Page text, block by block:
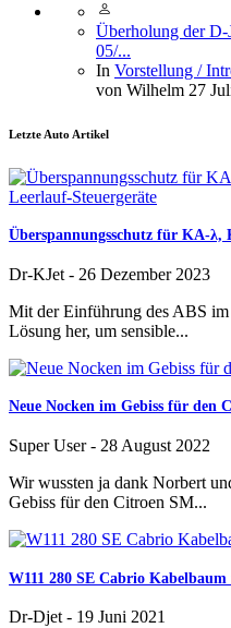
Überholung der
05/...
In Vorstellung /
von Wilhelm 27
Letzte Auto Artikel
Überspannungsschutz für KA-λ,
Dr-KJet - 26 Dezember 2023
Mit der Einführung des ABS im
Lösung her, um sensible...
Neue Nocken im Gebiss für den
Super User- 28 August 2022
Wir wussten ja dank Norbert
Gebiss für den Citroen SM...
W111 280 SE Cabrio
Dr-Djet - 19 Juni 2021